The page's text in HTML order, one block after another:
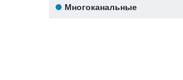
Многоканальные